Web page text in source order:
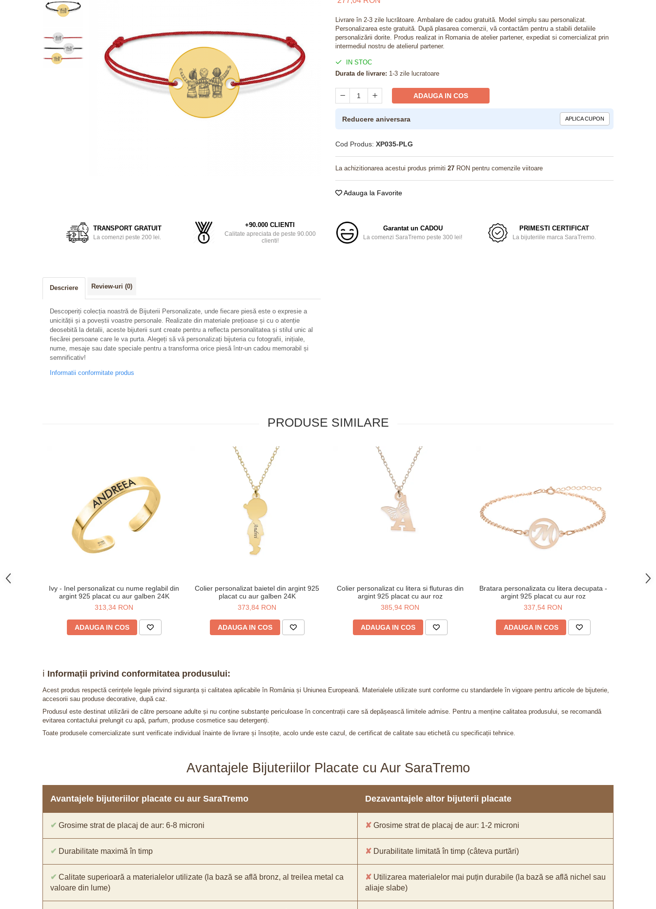
Bijuterii pentru barbati
Livrare în 2-3 zile lucrătoare. Ambalare de cadou gratuită. Model simplu sau personalizat.
Personalizarea este gratuită. După plasarea comenzii, vă contactăm pentru a stabili detaliile
personalizării dorite. Produs realizat in Romania de atelier partener, expediat si comercializat prin
intermediul nostru de atelierul partener.
IN STOC
Durata de livrare: 1-3 zile lucratoare
ADAUGA IN COS
Reducere aniversara APLICA CUPON
Cod Produs: XP035-PLG
La achizitionarea acestui produs primiti 27 RON pentru comenzile viitoare
Adauga la Favorite
TRANSPORT GRATUIT
La comenzi peste 200 lei.
+90.000 CLIENTI
Calitate apreciata de peste 90.000
clienti!
Garantat un CADOU
La comenzi SaraTremo peste 300 lei!
PRIMESTI CERTIFICAT
La bijuteriile marca SaraTremo.
Descriere Review-uri (0)
Descoperiți colecția noastră de Bijuterii Personalizate, unde fiecare piesă este o expresie a
unicității și a poveștii voastre personale. Realizate din materiale prețioase și cu o atenție
deosebită la detalii, aceste bijuterii sunt create pentru a reflecta personalitatea și stilul unic al
fiecărei persoane care le va purta. Alegeți să vă personalizați bijuteria cu fotografii, inițiale,
nume, mesaje sau date speciale pentru a transforma orice piesă într-un cadou memorabil și
semnificativ!
Informatii conformitate produs
PRODUSE SIMILARE
Ivy - Inel personalizat cu nume reglabil din
argint 925 placat cu aur galben 24K
313,34 RON
ADAUGA IN COS
Colier personalizat baietel din argint 925
placat cu aur galben 24K
373,84 RON
ADAUGA IN COS
Colier personalizat cu litera si fluturas din
argint 925 placat cu aur roz
385,94 RON
ADAUGA IN COS
Bratara personalizata cu litera decupata -
argint 925 placat cu aur roz
337,54 RON
ADAUGA IN COS
ℹ️ Informații privind conformitatea produsului:
Acest produs respectă cerințele legale privind siguranța și calitatea aplicabile în România și Uniunea Europeană. Materialele utilizate sunt conforme cu standardele în vigoare pentru articole de bijuterie,
accesorii sau produse decorative, după caz.
Produsul este destinat utilizării de către persoane adulte și nu conține substanțe periculoase în concentrații care să depășească limitele admise. Pentru a menține calitatea produsului, se recomandă
evitarea contactului prelungit cu apă, parfum, produse cosmetice sau detergenți.
Toate produsele comercializate sunt verificate individual înainte de livrare și însoțite, acolo unde este cazul, de certificat de calitate sau etichetă cu specificații tehnice.
Avantajele Bijuteriilor Placate cu Aur SaraTremo
Avantajele bijuteriilor placate cu aur SaraTremo Dezavantajele altor bijuterii placate
✔ Grosime strat de placaj de aur: 6-8 microni ✘ Grosime strat de placaj de aur: 1-2 microni
✔ Durabilitate maximă în timp ✘ Durabilitate limitată în timp (câteva purtări)
✔ Calitate superioară a materialelor utilizate (la bază se află bronz, al treilea metal ca
valoare din lume)
✘ Utilizarea materialelor mai puțin durabile (la bază se află nichel sau
aliaje slabe)